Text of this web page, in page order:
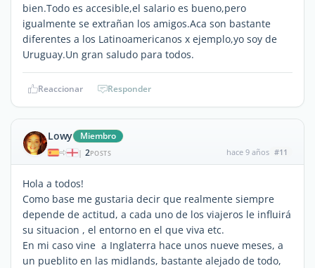
bien.Todo es accesible,el salario es bueno,pero
igualmente se extrañan los amigos.Aca son bastante
diferentes a los Latinoamericanos x ejemplo,yo soy de
Uruguay.Un gran saludo para todos.
Reaccionar Responder
Lowy Miembro
| 2POSTS hace 9 años #11
Hola a todos!
Como base me gustaria decir que realmente siempre
depende de actitud, a cada uno de los viajeros le influirá
su situacion , el entorno en el que viva etc.
En mi caso vine a Inglaterra hace unos nueve meses, a
un pueblito en las midlands, bastante alejado de todo,